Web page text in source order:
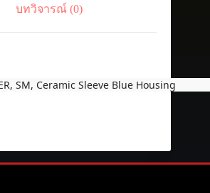
บทวิจารณ์ (0)
SM, Ceramic Sleeve Blue Housing